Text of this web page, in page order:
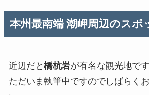
本州最南端 潮岬周辺のスポ
近辺だと 橋杭岩が有名な観光地です
ただいま執筆中ですのでしばらく